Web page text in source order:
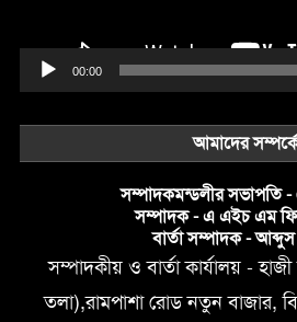
00:00
আমাদের
সম্পাদকমন্ডলীর সভাপতি
সম্পাদক - এ এইচ এম
বার্তা সম্পাদক -
সম্পাদকীয় ও বার্তা কার্যালয় -
তলা),রামপাশা রোড নতুন বাজার,